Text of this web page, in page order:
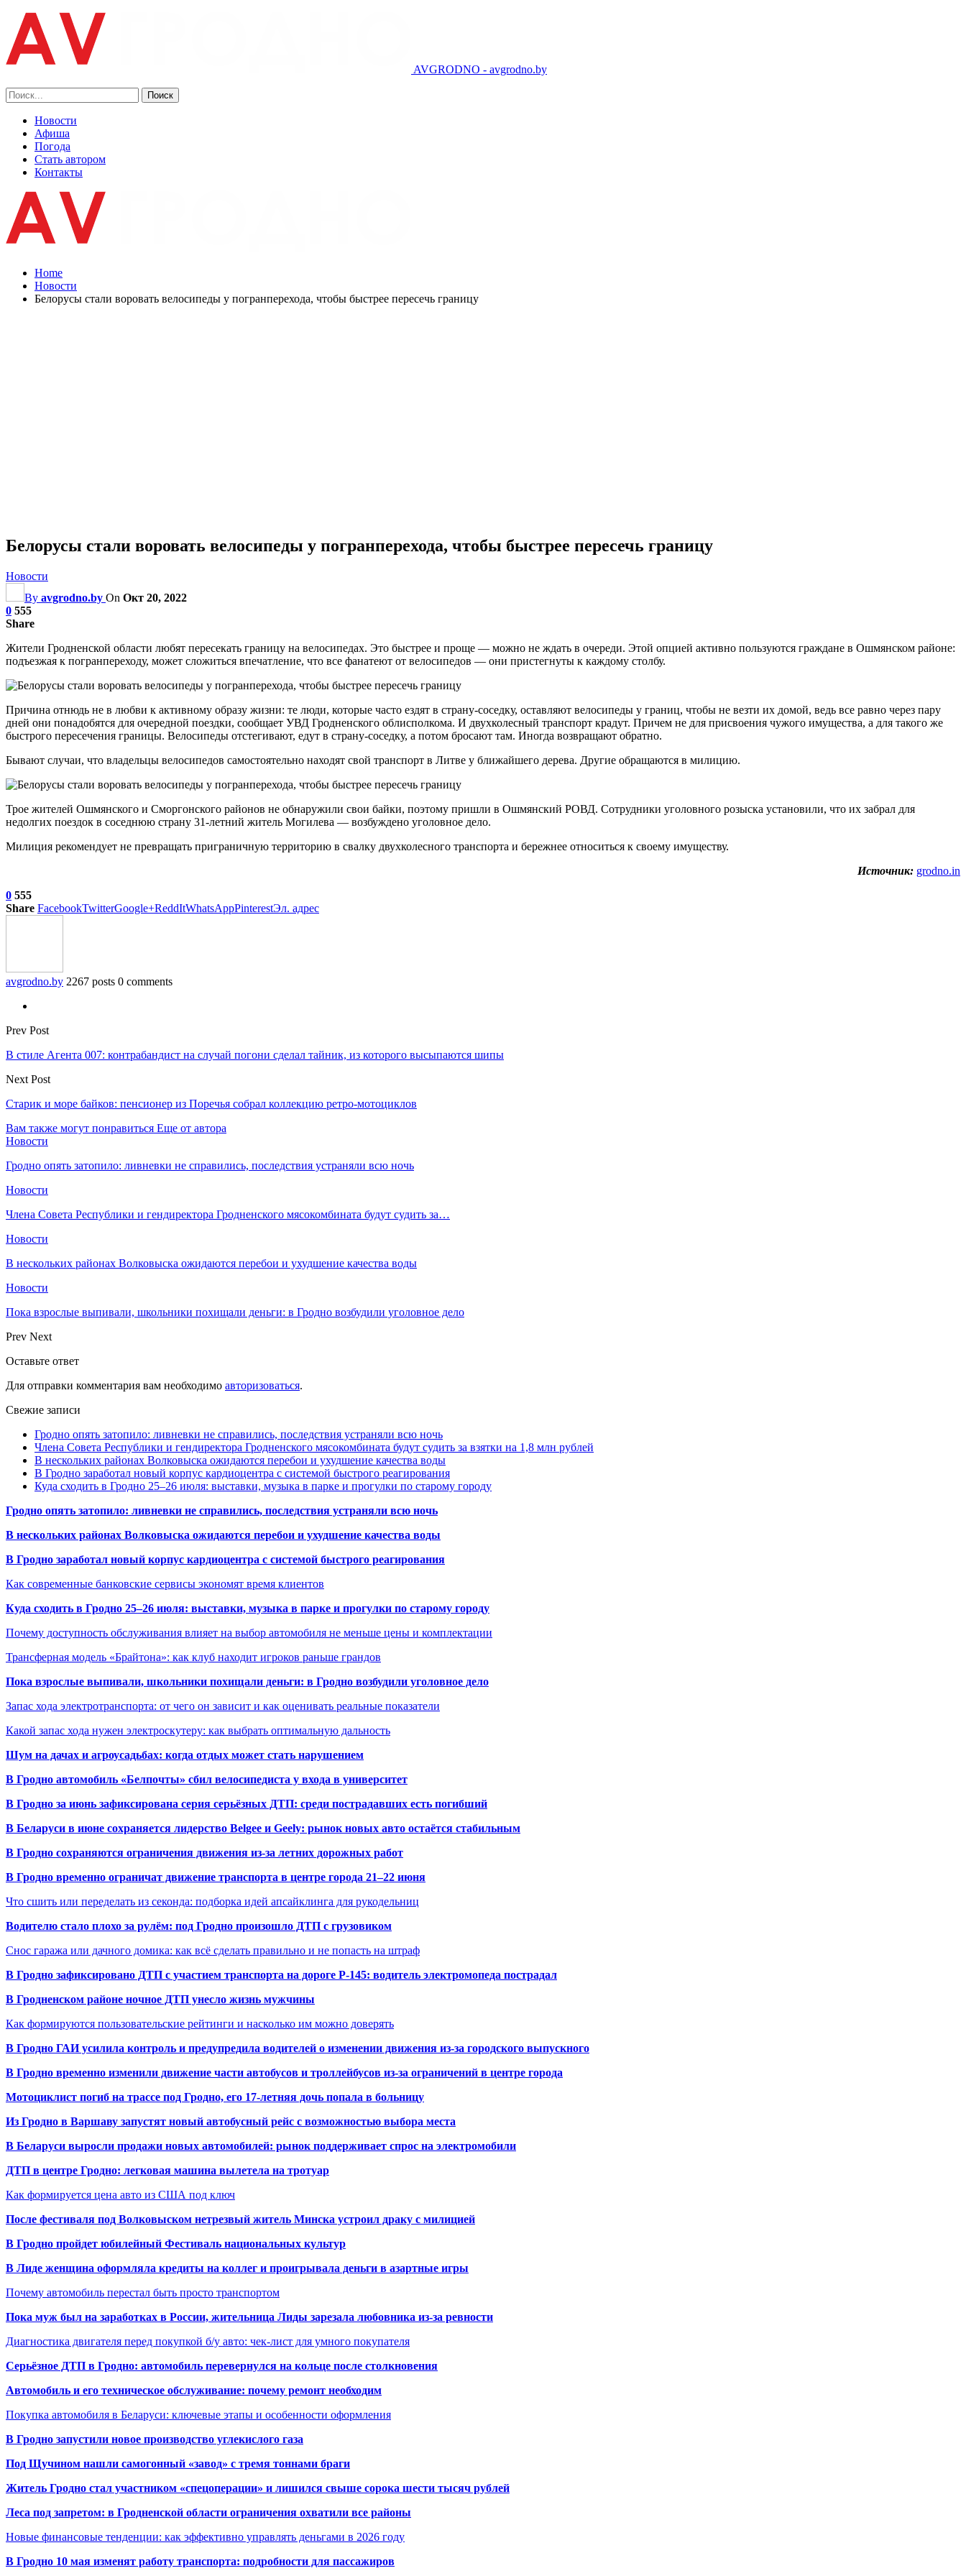
AVGRODNO - avgrodno.by
Новости
Афиша
Погода
Стать автором
Контакты
Home
Новости
Белорусы стали воровать велосипеды у погранперехода, чтобы быстрее пересечь границу
Белорусы стали воровать велосипеды у погранперехода, чтобы быстрее пересечь границу
Новости
By avgrodno.by On Окт 20, 2022
0 555
Share
Жители Гродненской области любят пересекать границу на велосипедах. Это быстрее и проще — можно не ждать в очереди. Этой опцией активно пользуются граждане в Ошмянском районе:
подъезжая к погранпереходу, может сложиться впечатление, что все фанатеют от велосипедов — они пристегнуты к каждому столбу.
Причина отнюдь не в любви к активному образу жизни: те люди, которые часто ездят в страну-соседку, оставляют велосипеды у границ, чтобы не везти их домой, ведь все равно через пару
дней они понадобятся для очередной поездки, сообщает УВД Гродненского облисполкома. И двухколесный транспорт крадут. Причем не для присвоения чужого имущества, а для такого же
быстрого пересечения границы. Велосипеды отстегивают, едут в страну-соседку, а потом бросают там. Иногда возвращают обратно.
Бывают случаи, что владельцы велосипедов самостоятельно находят свой транспорт в Литве у ближайшего дерева. Другие обращаются в милицию.
Трое жителей Ошмянского и Сморгонского районов не обнаружили свои байки, поэтому пришли в Ошмянский РОВД. Сотрудники уголовного розыска установили, что их забрал для
недолгих поездок в соседнюю страну 31-летний житель Могилева — возбуждено уголовное дело.
Милиция рекомендует не превращать приграничную территорию в свалку двухколесного транспорта и бережнее относиться к своему имуществу.
Источник: grodno.in
0 555
Share FacebookTwitterGoogle+ReddItWhatsAppPinterestЭл. адрес
avgrodno.by 2267 posts 0 comments
Prev Post
В стиле Агента 007: контрабандист на случай погони сделал тайник, из которого высыпаются шипы
Next Post
Старик и море байков: пенсионер из Поречья собрал коллекцию ретро-мотоциклов
Вам также могут понравиться Еще от автора
Новости
Гродно опять затопило: ливневки не справились, последствия устраняли всю ночь
Новости
Члена Совета Республики и гендиректора Гродненского мясокомбината будут судить за…
Новости
В нескольких районах Волковыска ожидаются перебои и ухудшение качества воды
Новости
Пока взрослые выпивали, школьники похищали деньги: в Гродно возбудили уголовное дело
Prev Next
Оставьте ответ
Для отправки комментария вам необходимо авторизоваться.
Свежие записи
Гродно опять затопило: ливневки не справились, последствия устраняли всю ночь
Члена Совета Республики и гендиректора Гродненского мясокомбината будут судить за взятки на 1,8 млн рублей
В нескольких районах Волковыска ожидаются перебои и ухудшение качества воды
В Гродно заработал новый корпус кардиоцентра с системой быстрого реагирования
Куда сходить в Гродно 25–26 июля: выставки, музыка в парке и прогулки по старому городу
Гродно опять затопило: ливневки не справились, последствия устраняли всю ночь
В нескольких районах Волковыска ожидаются перебои и ухудшение качества воды
В Гродно заработал новый корпус кардиоцентра с системой быстрого реагирования
Как современные банковские сервисы экономят время клиентов
Куда сходить в Гродно 25–26 июля: выставки, музыка в парке и прогулки по старому городу
Почему доступность обслуживания влияет на выбор автомобиля не меньше цены и комплектации
Трансферная модель «Брайтона»: как клуб находит игроков раньше грандов
Пока взрослые выпивали, школьники похищали деньги: в Гродно возбудили уголовное дело
Запас хода электротранспорта: от чего он зависит и как оценивать реальные показатели
Какой запас хода нужен электроскутеру: как выбрать оптимальную дальность
Шум на дачах и агроусадьбах: когда отдых может стать нарушением
В Гродно автомобиль «Белпочты» сбил велосипедиста у входа в университет
В Гродно за июнь зафиксирована серия серьёзных ДТП: среди пострадавших есть погибший
В Беларуси в июне сохраняется лидерство Belgee и Geely: рынок новых авто остаётся стабильным
В Гродно сохраняются ограничения движения из-за летних дорожных работ
В Гродно временно ограничат движение транспорта в центре города 21–22 июня
Что сшить или переделать из секонда: подборка идей апсайклинга для рукодельниц
Водителю стало плохо за рулём: под Гродно произошло ДТП с грузовиком
Снос гаража или дачного домика: как всё сделать правильно и не попасть на штраф
В Гродно зафиксировано ДТП с участием транспорта на дороге Р-145: водитель электромопеда пострадал
В Гродненском районе ночное ДТП унесло жизнь мужчины
Как формируются пользовательские рейтинги и насколько им можно доверять
В Гродно ГАИ усилила контроль и предупредила водителей о изменении движения из-за городского выпускного
В Гродно временно изменили движение части автобусов и троллейбусов из-за ограничений в центре города
Мотоциклист погиб на трассе под Гродно, его 17-летняя дочь попала в больницу
Из Гродно в Варшаву запустят новый автобусный рейс с возможностью выбора места
В Беларуси выросли продажи новых автомобилей: рынок поддерживает спрос на электромобили
ДТП в центре Гродно: легковая машина вылетела на тротуар
Как формируется цена авто из США под ключ
После фестиваля под Волковыском нетрезвый житель Минска устроил драку с милицией
В Гродно пройдет юбилейный Фестиваль национальных культур
В Лиде женщина оформляла кредиты на коллег и проигрывала деньги в азартные игры
Почему автомобиль перестал быть просто транспортом
Пока муж был на заработках в России, жительница Лиды зарезала любовника из-за ревности
Диагностика двигателя перед покупкой б/у авто: чек-лист для умного покупателя
Серьёзное ДТП в Гродно: автомобиль перевернулся на кольце после столкновения
Автомобиль и его техническое обслуживание: почему ремонт необходим
Покупка автомобиля в Беларуси: ключевые этапы и особенности оформления
В Гродно запустили новое производство углекислого газа
Под Щучином нашли самогонный «завод» с тремя тоннами браги
Житель Гродно стал участником «спецоперации» и лишился свыше сорока шести тысяч рублей
Леса под запретом: в Гродненской области ограничения охватили все районы
Новые финансовые тенденции: как эффективно управлять деньгами в 2026 году
В Гродно 10 мая изменят работу транспорта: подробности для пассажиров